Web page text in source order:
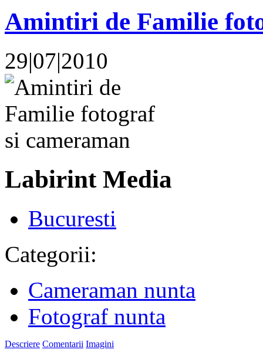
Amintiri de Familie
29|07|2010
Labirint Media
Bucuresti
Categorii:
Cameraman nunta
Fotograf nunta
Descriere Comentarii Imagini